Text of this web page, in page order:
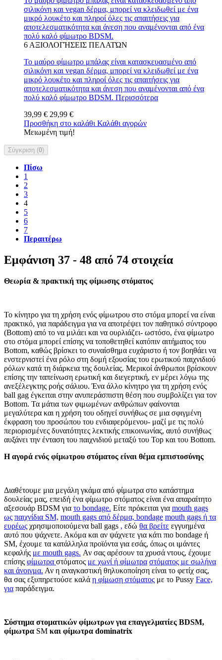
σιλικόνη και vegan δέρμα, μπορεί να κλειδωθεί με ένα
μικρό λουκέτο και πληροί όλες τις απαιτήσεις για
αποτελεσματικότητα και άνεση που αναμένονται από ένα
πολύ καλό φίμωτρο BDSM.
6ΑΞΙΟΛΟΓΉΣΕΙΣ ΠΕΛΑΤΏΝ
Το μαύρο φίμωτρο μπάλας είναι κατασκευασμένο από
σιλικόνη και vegan δέρμα, μπορεί να κλειδωθεί με ένα
μικρό λουκέτο και πληροί όλες τις απαιτήσεις για
αποτελεσματικότητα και άνεση που αναμένονται από ένα
πολύ καλό φίμωτρο BDSM. Περισσότερα
39,99 € 29,99 €
Προσθήκη στο καλάθι Καλάθι αγορών
Μειωμένη τιμή!
Σύγκριση (0)
Πίσω
1
2
3
4
5
6
7
Περαιτέρω
Εμφάνιση 37 - 48 από 74 στοιχεία
Θεωρία & πρακτική της φίμωσης στόματος
Το κίνητρο για τη χρήση ενός φίμωτρου στο στόμα μπορεί να είναι
πρακτικό, για παράδειγμα για να αποτρέψει τον παθητικό σύντροφο
(Bottom) από το να μιλάει και να ουρλιάζει- ωστόσο, ένα φίμωτρο
στο στόμα μπορεί επίσης να τοποθετηθεί κατόπιν αιτήματος του
Bottom, καθώς βρίσκει το συναίσθημα ευχάριστο ή τον βοηθάει να
ενστερνιστεί ένα ρόλο στη δομή εξουσίας του ερωτικού παιχνιδιού
ρόλων κατά τη διάρκεια της δουλείας. Μερικοί άνθρωποι βρίσκουν
επίσης την ταπείνωση ερωτική και διεγερτική, εν μέρει λόγω της
ανεξέλεγκτης ροής σάλιου. Ένα άλλο κίνητρο για τη χρήση ενός
ball gag έγκειται στην ανυπεράσπιστη θέση που συμβολίζει για τον
Bottom. Τα μάτια των φιμωμένων ανθρώπων φαίνονται
μεγαλύτερα και η χρήση του οδηγεί συνήθως σε μια σφιγμένη
έκφραση του προσώπου του ενδιαφερόμενου- μαζί με τις πολύ
περιορισμένες δυνατότητες λεκτικής επικοινωνίας, αυτό συνήθως
αυξάνει την ένταση του παιχνιδιού μεταξύ του Top και του Bottom.
Η αγορά ενός φίμωτρου στόματος είναι θέμα εμπιστοσύνης
Διαθέτουμε μια μεγάλη γκάμα από φίμωτρα στο κατάστημα
δουλείας μας, επειδή ένα φίμωτρο στόματος είναι ένα απαραίτητο
αξεσουάρ BDSM για το bondage. Είτε πρόκειται για mouth gags
ως παιχνίδια SM, mouth gags από δέρμα, bondage mouth gags ή τα
ευρέως χρησιμοποιούμενα ball gags , εδώ θα βρείτε εγγυημένα
αυτό που ψάχνετε. Ακόμα και αν ψάχνετε για κάτι πιο bondage ή
SM, έχουμε τα κατάλληλα προϊόντα για εσάς, όπως οι ιμάντες
κεφαλής με mouth gags. Αν σας αρέσουν τα χρυσά ντους, έχουμε
επίσης φίμωτρα στόματος με χωνί ή φίμωτρα στόματος με σωλήνα
και άνοιγμα. Αν η αναγκαστική θηλυκοποίηση είναι το φετίχ σας,
θα σας εξυπηρετούσε καλά η φίμωση στόματος με το Pussy Face,
για παράδειγμα.
Σύστημα στοματικών φίμωτρων για επαγγελματίες BDSM,
φίμωτρα SM και φίμωτρα dominatrix